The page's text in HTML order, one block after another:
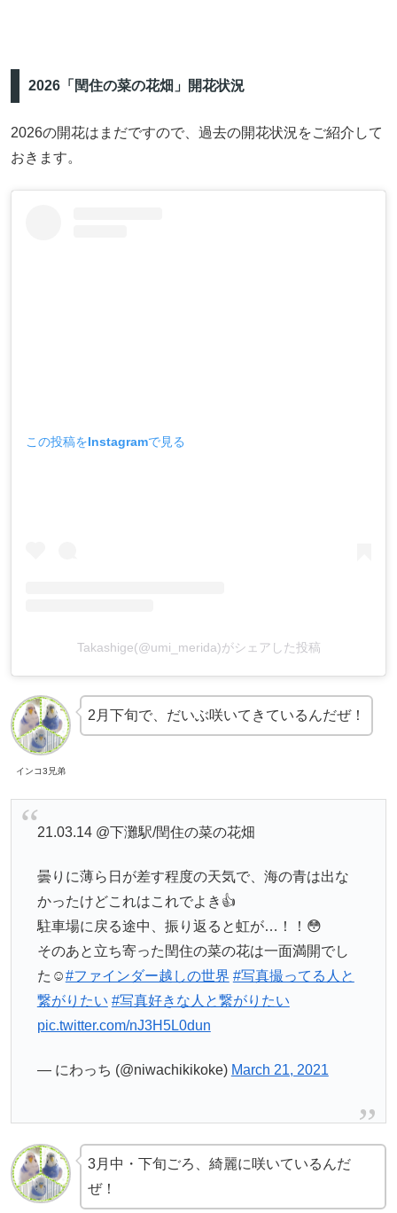
2026「閏住の菜の花畑」開花状況
2026の開花はまだですので、過去の開花状況をご紹介して
おきます。
この投稿をInstagramで見る
Takashige(@umi_merida)がシェアした投稿
インコ3兄弟
2月下旬で、だいぶ咲いてきているんだぜ！
21.03.14 @下灘駅/閏住の菜の花畑
曇りに薄ら日が差す程度の天気で、海の青は出な
かったけどこれはこれでよき👍
駐車場に戻る途中、振り返ると虹が…！！😳
そのあと立ち寄った閏住の菜の花は一面満開でし
た☺️#ファインダー越しの世界 #写真撮ってる人と
繋がりたい #写真好きな人と繋がりたい
pic.twitter.com/nJ3H5L0dun
— にわっち (@niwachikikoke) March 21, 2021
3月中・下旬ごろ、綺麗に咲いているんだ
ぜ！